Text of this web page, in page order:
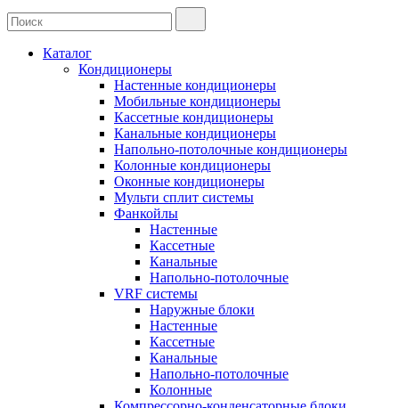
Каталог
Кондиционеры
Настенные кондиционеры
Мобильные кондиционеры
Кассетные кондиционеры
Канальные кондиционеры
Напольно-потолочные кондиционеры
Колонные кондиционеры
Оконные кондиционеры
Мульти сплит системы
Фанкойлы
Настенные
Кассетные
Канальные
Напольно-потолочные
VRF системы
Наружные блоки
Настенные
Кассетные
Канальные
Напольно-потолочные
Колонные